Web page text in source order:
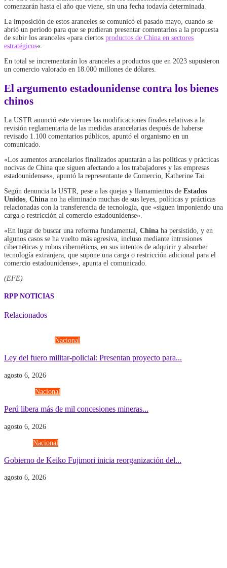
comenzarán hasta el año que viene, sin una fecha todavía determinada.
La imposición de estos aranceles se comunicó el pasado mayo, cuando se
abrió un periodo para que se pudieran presentar comentarios a la propuesta
de subir los aranceles «para ciertos productos de China en sectores
estratégicos«.
En total se incrementarán los aranceles a productos que en 2023 supusieron
un comercio valorado en 18.000 millones de dólares.
El argumento estadounidense contra los bienes
chinos
La USTR anunció este viernes las modificaciones finales relativas a la
revisión reglamentaria de las medidas arancelarias después de haberse
revisado 1.100 comentarios públicos, apuntó el organismo en un
comunicado.
«Los aumentos arancelarios finalizados apuntarán a las políticas y prácticas
nocivas de China que siguen afectando a los trabajadores y las empresas
estadounidenses», apuntó la representante de Comercio, Katherine Tai.
Según denuncia la USTR, pese a las quejas y llamamientos de Estados
Unidos, China no ha eliminado muchas de sus leyes, políticas y prácticas
relacionadas con la transferencia de tecnología, que «siguen imponiendo una
carga o restricción al comercio estadounidense».
«En lugar de buscar una reforma fundamental, China ha persistido, y en
algunos casos se ha vuelto más agresiva, incluso mediante intrusiones
cibernéticas y robos cibernéticos, en sus intentos de adquirir y absorber
tecnología extranjera, que supone una carga o restricción adicional para el
comercio estadounidense», apunta el comunicado.
(EFE)
RPP NOTICIAS
Relacionados
Nacional
Ley del fuero militar-policial: Presentan proyecto para...
agosto 6, 2026
Nacional
Perú libera más de mil concesiones mineras...
agosto 6, 2026
Nacional
Gobierno de Keiko Fujimori inicia reorganización del...
agosto 6, 2026